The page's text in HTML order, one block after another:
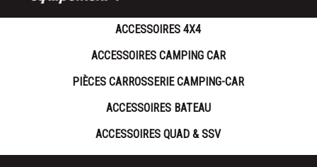
ACCESSOIRES 4X4
ACCESSOIRES CAMPING CAR
PIÈCES CARROSSERIE CAMPING-CAR
ACCESSOIRES BATEAU
ACCESSOIRES QUAD & SSV